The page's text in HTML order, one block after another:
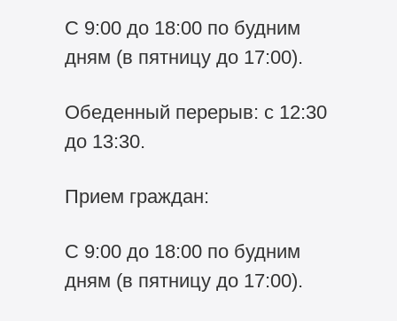
С 9:00 до 18:00 по будним
дням (в пятницу до 17:00).
Обеденный перерыв: с 12:30
до 13:30.
Прием граждан:
С 9:00 до 18:00 по будним
дням (в пятницу до 17:00).